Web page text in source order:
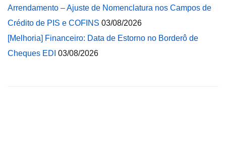
Arrendamento – Ajuste de Nomenclatura nos Campos de
Crédito de PIS e COFINS 03/08/2026
[Melhoria] Financeiro: Data de Estorno no Borderô de
Cheques EDI 03/08/2026